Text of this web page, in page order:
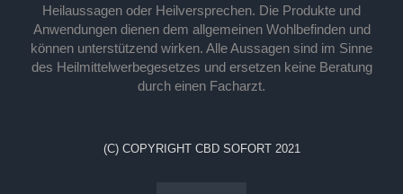
Heilaussagen oder Heilversprechen. Die Produkte und
Anwendungen dienen dem allgemeinen Wohlbefinden und
können unterstützend wirken. Alle Aussagen sind im Sinne
des Heilmittelwerbegesetzes und ersetzen keine Beratung
durch einen Facharzt.
(C) COPYRIGHT CBD SOFORT 2021